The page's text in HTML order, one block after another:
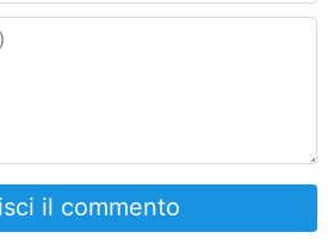
il commento